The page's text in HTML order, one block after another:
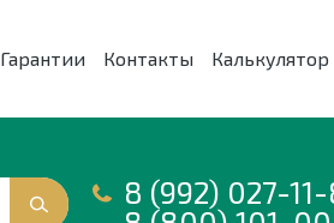
Гарантии Контакты Калькулятор
8 (992) 027-